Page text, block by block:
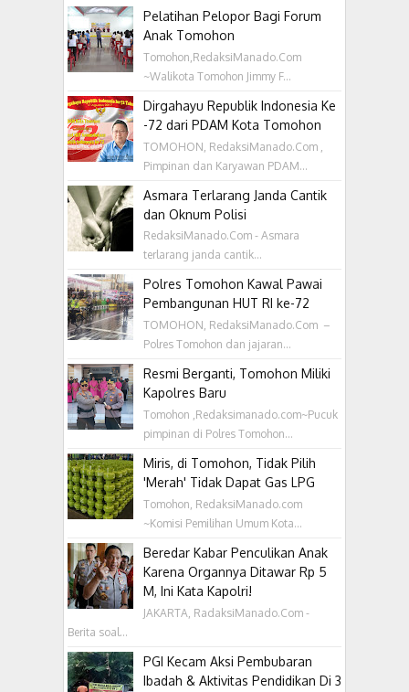
Pelatihan Pelopor Bagi Forum
Anak Tomohon
Tomohon,RedaksiManado.Com
~Walikota Tomohon Jimmy F...
Dirgahayu Republik Indonesia Ke
-72 dari PDAM Kota Tomohon
TOMOHON, RedaksiManado.Com ,
Pimpinan dan Karyawan PDAM...
Asmara Terlarang Janda Cantik
dan Oknum Polisi
RedaksiManado.Com - Asmara
terlarang janda cantik...
Polres Tomohon Kawal Pawai
Pembangunan HUT RI ke-72
TOMOHON, RedaksiManado.Com –
Polres Tomohon dan jajaran...
Resmi Berganti, Tomohon Miliki
Kapolres Baru
Tomohon ,Redaksimanado.com~Pucuk
pimpinan di Polres Tomohon...
Miris, di Tomohon, Tidak Pilih
'Merah' Tidak Dapat Gas LPG
Tomohon, RedaksiManado.com
~Komisi Pemilihan Umum Kota...
Beredar Kabar Penculikan Anak
Karena Organnya Ditawar Rp 5
M, Ini Kata Kapolri!
JAKARTA, RadaksiManado.Com -
Berita soal...
PGI Kecam Aksi Pembubaran
Ibadah & Aktivitas Pendidikan Di 3